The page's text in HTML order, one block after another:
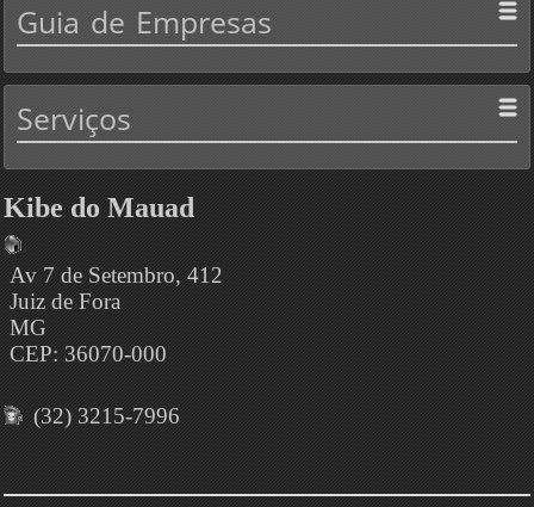
Guia de Empresas
Serviços
Kibe do Mauad
Av 7 de Setembro, 412
Juiz de Fora
MG
CEP: 36070-000
(32) 3215-7996